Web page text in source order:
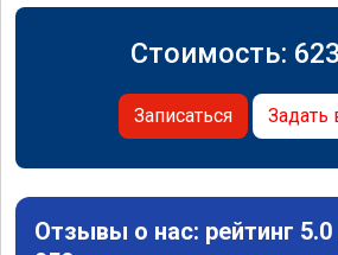
Стоимость: 623
Записаться Задать
Отзывы о нас: рейтинг 5.0